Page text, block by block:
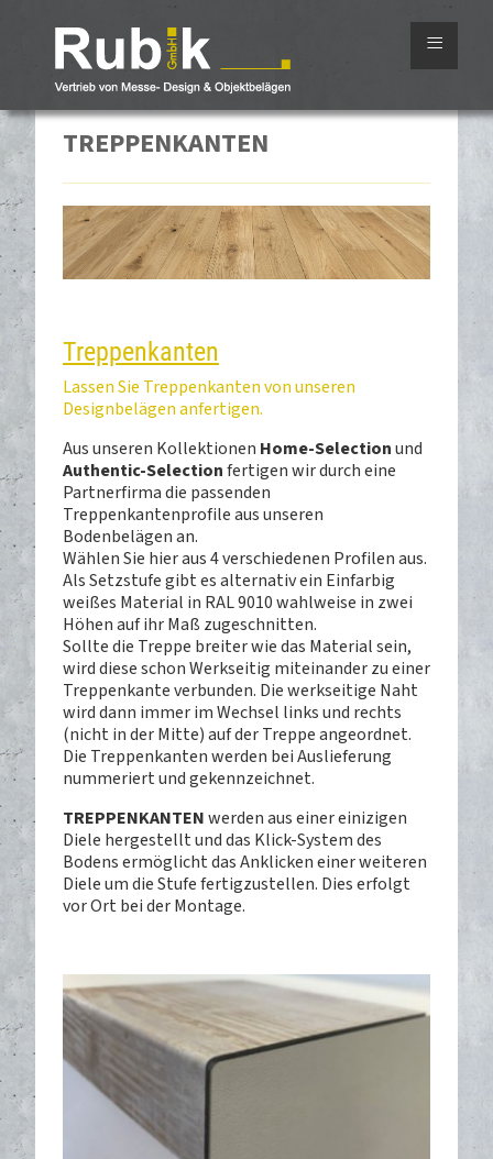
≡
TREPPENKANTEN
Treppenkanten
Lassen Sie Treppenkanten von unseren
Designbelägen anfertigen.
Aus unseren Kollektionen Home-Selectionund
Authentic-Selectionfertigen wir durch eine
Partnerfirma die passenden
Treppenkantenprofile aus unseren
Bodenbelägen an.
Wählen Sie hier aus 4 verschiedenen Profilen aus.
Als Setzstufe gibt es alternativ ein Einfarbig
weißes Material in RAL 9010 wahlweise in zwei
Höhen auf ihr Maß zugeschnitten.
Sollte die Treppe breiter wie das Material sein,
wird diese schon Werkseitig miteinander zu einer
Treppenkante verbunden. Die werkseitige Naht
wird dann immer im Wechsel links und rechts
(nicht in der Mitte) auf der Treppe angeordnet.
Die Treppenkanten werden bei Auslieferung
nummeriert und gekennzeichnet.
TREPPENKANTENwerden aus einer einizigen
Diele hergestellt und das Klick-System des
Bodens ermöglicht das Anklicken einer weiteren
Diele um die Stufe fertigzustellen. Dies erfolgt
vor Ort bei der Montage.